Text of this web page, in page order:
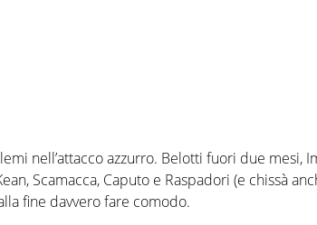
nell’attacco azzurro. Belotti fuori due mesi,
Scamacca, Caputo e Raspadori (e chissà
fine davvero fare comodo.